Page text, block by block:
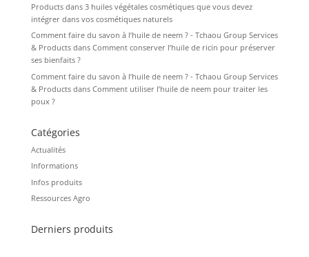
Productsdans 3 huiles végétales cosmétiques que vous devez
intégrer dans vos cosmétiques naturels
Comment faire du savon à l’huile de neem ? - Tchaou Group Services
& Productsdans Comment conserver l’huile de ricin pour préserver
ses bienfaits ?
Comment faire du savon à l’huile de neem ? - Tchaou Group Services
& Productsdans Comment utiliser l’huile de neem pour traiter les
poux ?
Catégories
Actualités
Informations
Infos produits
Ressources Agro
Derniers produits